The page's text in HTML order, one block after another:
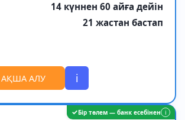
14 күннен 60 айға дейін
21 жастан бастап
АЛУ i
✓Бір төлем — банк есебінен i